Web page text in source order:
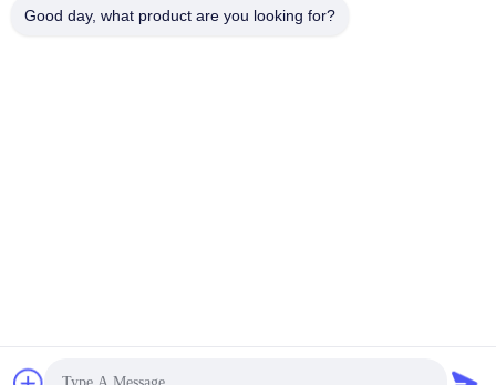
Good day, what product are you looking for?